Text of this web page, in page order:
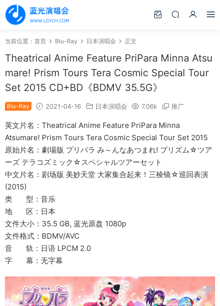
当前位置： 首页 Blu-Ray 日本演唱会 正文
Theatrical Anime Feature PriPara Minna Atsu
mare! Prism Tours Tera Cosmic Special Tour
Set 2015 CD+BD《BDMV 35.5G》
Blu-Ray 2021-04-16 日本演唱会 7.06k 推广
英文片名：Theatrical Anime Feature PriPara Minna
Atsumare! Prism Tours Tera Cosmic Special Tour Set 2015
原始片名：劇場版 プリパラ み～んなあつまれ! プリズム☆ツア
ーズ テラコズミック☆スペシャルツアーセット
中文片名：剧场版 美妙天堂 大家集合起来！三棱镜☆巡回表演
(2015)
类 型：音乐
地 区：日本
文件大小：35.5 GB, 蓝光原盘 1080p
文件格式：BDMV/AVC
音 轨：日语 LPCM 2.0
字 幕：无字幕